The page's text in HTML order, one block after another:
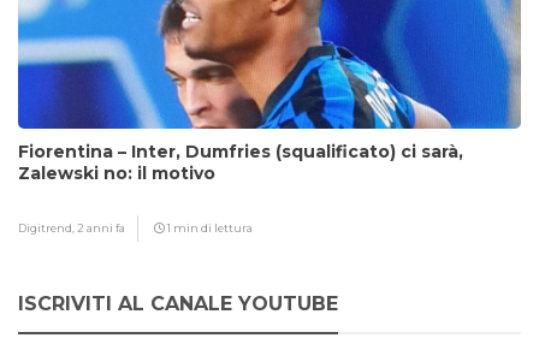
Fiorentina – Inter, Dumfries (squalificato) ci sarà,
Zalewski no: il motivo
Digitrend, 2 anni fa 1 min di lettura
ISCRIVITI AL CANALE YOUTUBE